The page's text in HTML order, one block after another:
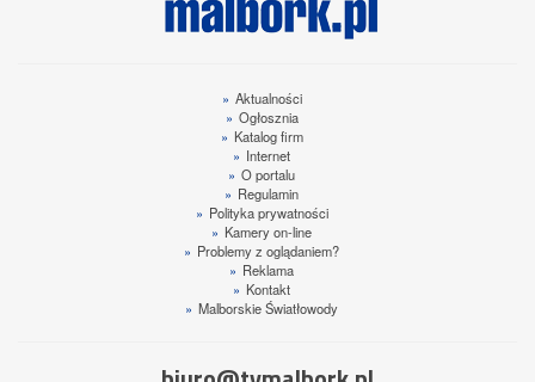
» Aktualności
» Ogłosznia
» Katalog firm
» Internet
» O portalu
» Regulamin
» Polityka prywatności
» Kamery on-line
» Problemy z oglądaniem?
» Reklama
» Kontakt
» Malborskie Światłowody